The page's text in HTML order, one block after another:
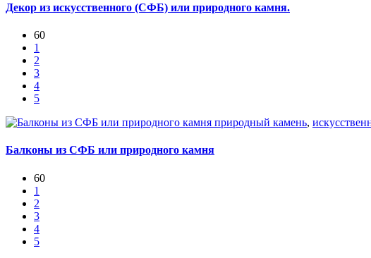
Декор из искусственного (СФБ) или природного камня.
60
1
2
3
4
5
природный камень,
Балконы из СФБ или природного камня
60
1
2
3
4
5